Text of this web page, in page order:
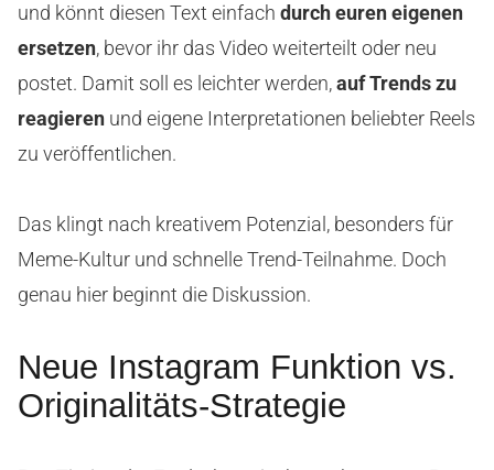
und könnt diesen Text einfach durch euren eigenen
ersetzen, bevor ihr das Video weiterteilt oder neu
postet. Damit soll es leichter werden,auf Trends zu
reagieren und eigene Interpretationen beliebter Reels
zu veröffentlichen.
Das klingt nach kreativem Potenzial, besonders für
Meme-Kultur und schnelle Trend-Teilnahme. Doch
genau hier beginnt die Diskussion.
Neue Instagram Funktion vs.
Originalitäts-Strategie